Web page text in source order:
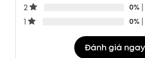
2 0%
1 0%
Đánh giá ngay